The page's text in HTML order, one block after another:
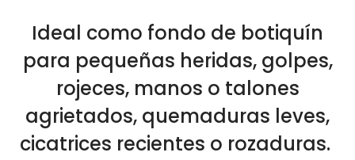
Ideal como fondo de botiquín
para pequeñas heridas, golpes,
rojeces, manos o talones
agrietados, quemaduras leves,
cicatrices recientes o rozaduras.